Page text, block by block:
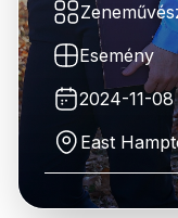
Esemény
2024-11-08
East